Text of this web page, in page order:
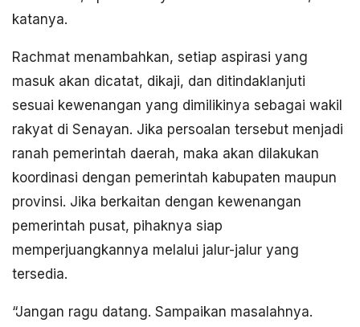
katanya.
Rachmat menambahkan, setiap aspirasi yang
masuk akan dicatat, dikaji, dan ditindaklanjuti
sesuai kewenangan yang dimilikinya sebagai wakil
rakyat di Senayan. Jika persoalan tersebut menjadi
ranah pemerintah daerah, maka akan dilakukan
koordinasi dengan pemerintah kabupaten maupun
provinsi. Jika berkaitan dengan kewenangan
pemerintah pusat, pihaknya siap
memperjuangkannya melalui jalur-jalur yang
tersedia.
“Jangan ragu datang. Sampaikan masalahnya.